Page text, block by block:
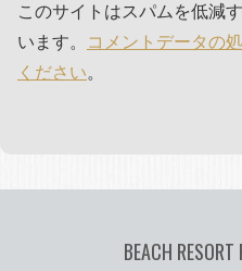
このサイトはスパムを低減
います。
コメントデータの
ください。
BEACH